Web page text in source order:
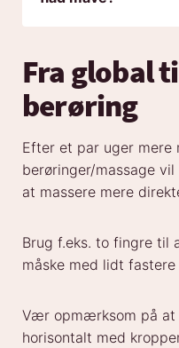
Fra global
berøring
Efter et par uger mere
berøringer/massage
at massere mere
Brug f.eks. to fingre til
måske med lidt fastere
Vær opmærksom på
horisontalt med